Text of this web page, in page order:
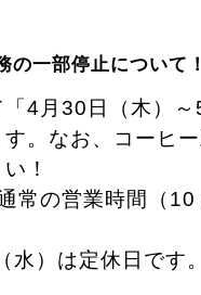
一部停止について！
4月30日（木）～
。なお、コーヒ
！
常の営業時間（
水）は定休日です。